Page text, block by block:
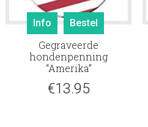
Info Bestel
Gegraveerde
hondenpenning
“Amerika”
€13.95